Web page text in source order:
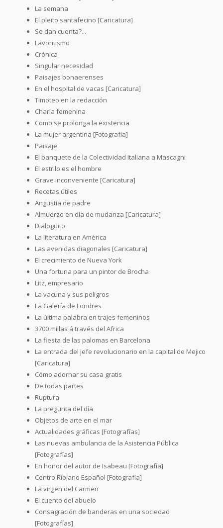
La semana
El pleito santafecino [Caricatura]
Se dan cuenta?...
Favoritismo
Crónica
Singular necesidad
Paisajes bonaerenses
En el hospital de vacas [Caricatura]
Timoteo en la redacción
Charla femenina
Como se prolonga la existencia
La mujer argentina [Fotografía]
Paisaje
El banquete de la Colectividad Italiana a Mascagni
El estrilo es el hombre
Grave inconveniente [Caricatura]
Recetas útiles
Angustia de padre
Almuerzo en día de mudanza [Caricatura]
Dialoguito
La literatura en América
Las avenidas diagonales [Caricatura]
El crecimiento de Nueva York
Una fortuna para un pintor de Brocha
Litz, empresario
La vacuna y sus peligros
La Galería de Londres
La última palabra en trajes femeninos
3700 millas á través del Africa
La fiesta de las palomas en Barcelona
La entrada del jefe revolucionario en la capital de Mejico
[Caricatura]
Cómo adornar su casa gratis
De todas partes
Ruptura
La pregunta del día
Objetos de arte en el mar
Actualidades gráficas [Fotografías]
Las nuevas ambulancia de la Asistencia Pública
[Fotografías]
En honor del autor de Isabeau [Fotografía]
Centro Riojano Español [Fotografía]
La virgen del Carmen
El cuento del abuelo
Consagración de banderas en una sociedad
[Fotografías]